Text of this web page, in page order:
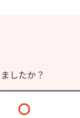
したか？